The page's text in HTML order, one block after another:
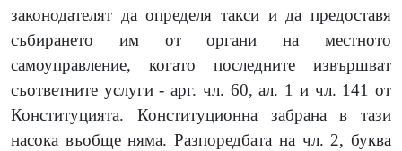
законодателят да определя такси и да предоставя
събирането им от органи на местното
самоуправление, когато последните извършват
съответните услуги - арг. чл. 60, ал. 1 и чл. 141 от
Конституцията. Конституционна забрана в тази
насока въобще няма. Разпоредбата на чл. 2, буква